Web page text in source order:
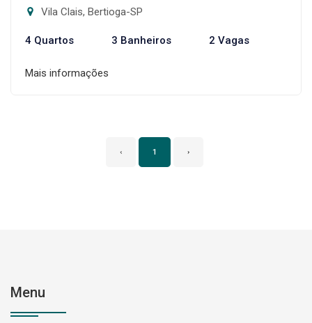
Vila Clais, Bertioga-SP
4 Quartos 3 Banheiros 2 Vagas
Mais informações
‹ 1 ›
Menu